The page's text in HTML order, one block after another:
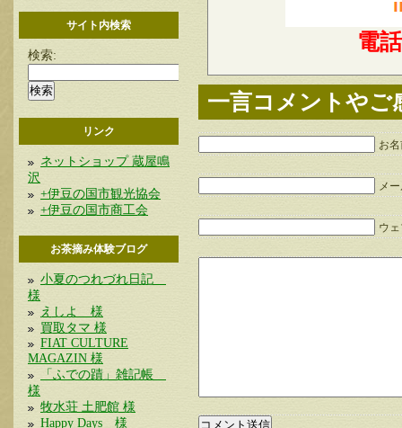
サイト内検索
検索:
リンク
ネットショップ 蔵屋鳴
沢
+伊豆の国市観光協会
+伊豆の国市商工会
お茶摘み体験ブログ
小夏のつれづれ日記
様
えしよ 様
買取タマ 様
FIAT CULTURE
MAGAZIN 様
「ふでの蹟」雑記帳
様
牧水荘 土肥館 様
Happy Days 様
電話
一言コメントやご
お
メ
ウ